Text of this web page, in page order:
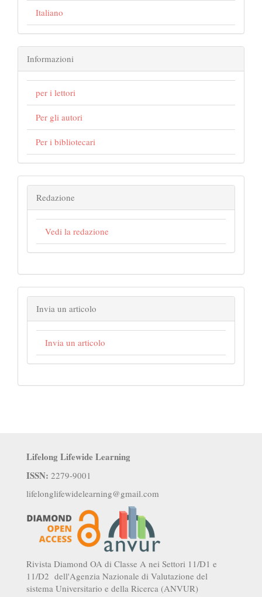
Italiano
Informazioni
per i lettori
Per gli autori
Per i bibliotecari
Redazione
Vedi la redazione
Invia un articolo
Invia un articolo
Lifelong Lifewide Learning
ISSN: 2279-9001
lifelonglifewidelearning@gmail.com
Rivista Diamond OA di Classe A nei Settori 11/D1 e
11/D2 dell'Agenzia Nazionale di Valutazione del
sistema Universitario e della Ricerca (ANVUR)